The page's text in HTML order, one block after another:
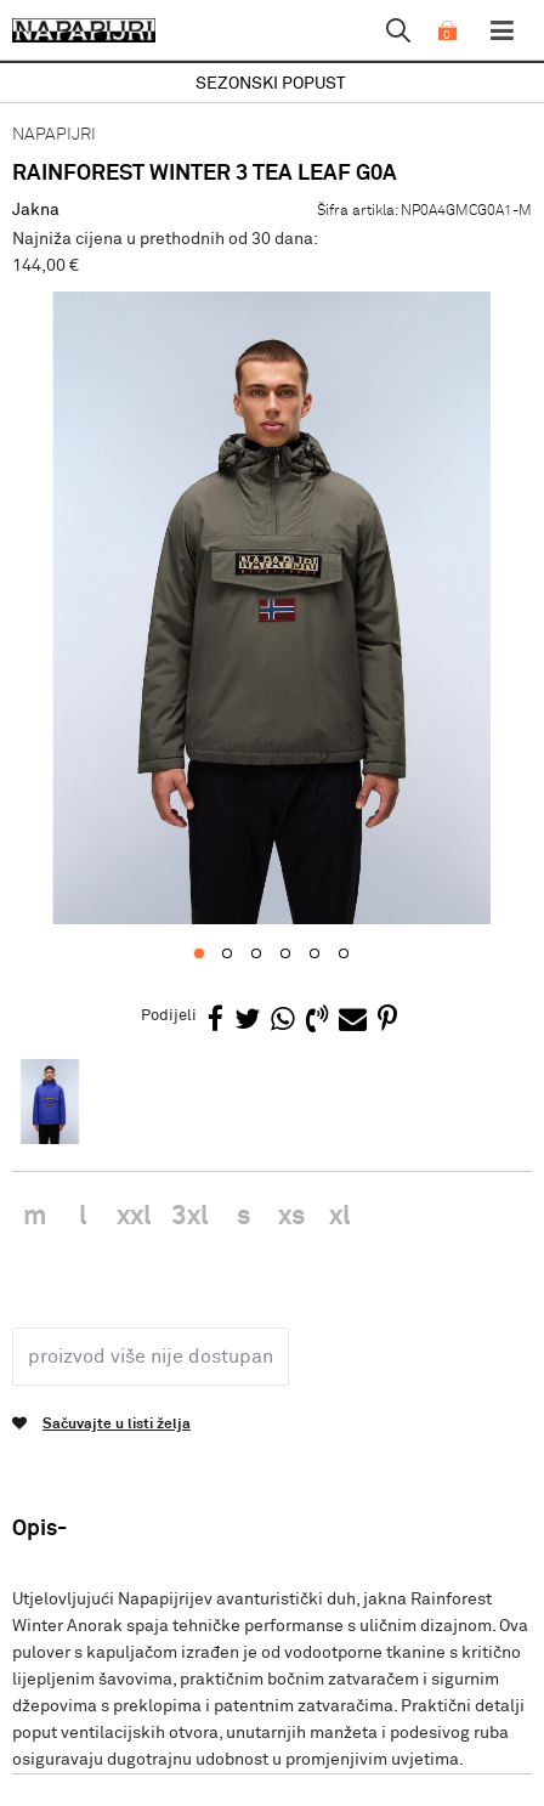
0
SEZONSKI POPUST
NAPAPIJRI
RAINFOREST WINTER 3 TEA LEAF G0A
Jakna Šifra artikla: NP0A4GMCG0A1-M
Najniža cijena u prethodnih od 30 dana:
144,00 €
Podijeli
m l xxl 3xl s xs xl
proizvod više nije dostupan
Sačuvajte u listi želja
Opis
Utjelovljujući Napapijrijev avanturistički duh, jakna Rainforest
Winter Anorak spaja tehničke performanse s uličnim dizajnom. Ova
pulover s kapuljačom izrađen je od vodootporne tkanine s kritično
lijepljenim šavovima, praktičnim bočnim zatvaračem i sigurnim
džepovima s preklopima i patentnim zatvaračima. Praktični detalji
poput ventilacijskih otvora, unutarnjih manžeta i podesivog ruba
osiguravaju dugotrajnu udobnost u promjenjivim uvjetima.